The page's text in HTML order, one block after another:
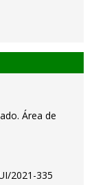
Área de
2021-335